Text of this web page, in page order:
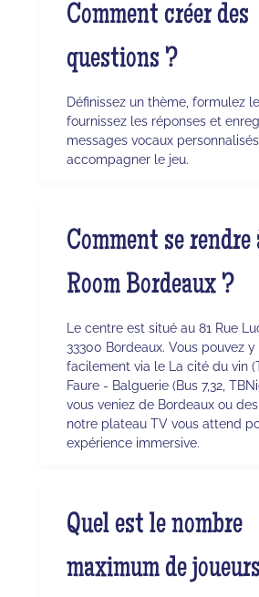
Comment créer des
questions ?
Définissez un thème, formulez
fournissez les réponses et
messages vocaux
accompagner le jeu.
Comment se rendre
Room Bordeaux ?
Le centre est situé au 81 Rue
33300 Bordeaux. Vous pouvez
facilement via le La cité du vin
Faure - Balguerie (Bus 7,32,
vous veniez de Bordeaux ou
notre plateau TV vous attend
expérience immersive.
Quel est le nombre
maximum de